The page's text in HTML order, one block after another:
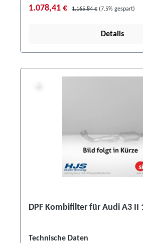
1.078,41 € 1.165,84 € (7.5% gespart)
Details
DPF Kombifilter für Audi A3 II
Technische Daten